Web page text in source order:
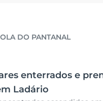
DO PANTANAL
enterrados e
Ladário